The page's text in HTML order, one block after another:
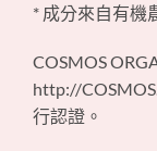
* 成分來自有機
COSMOS
http://
行認證。